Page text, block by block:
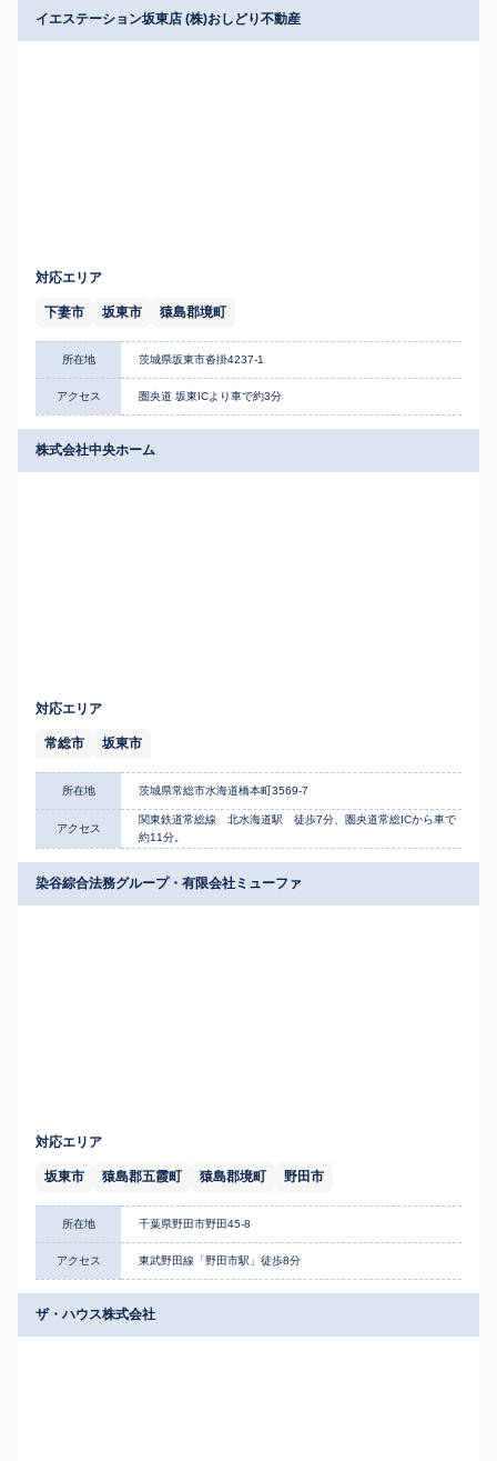
イエステーション坂東店 (株)おしどり不動産
対応エリア
下妻市 坂東市 猿島郡境町
所在地 茨城県坂東市沓掛4237-1
アクセス 圏央道 坂東ICより車で約3分
株式会社中央ホーム
対応エリア
常総市 坂東市
所在地 茨城県常総市水海道橋本町3569-7
アクセス
関東鉄道常総線 北水海道駅 徒歩7分、圏央道常総ICから車で
約11分。
染谷綜合法務グループ・有限会社ミューファ
対応エリア
坂東市 猿島郡五霞町 猿島郡境町 野田市
所在地 千葉県野田市野田45-8
アクセス 東武野田線「野田市駅」徒歩8分
ザ・ハウス株式会社